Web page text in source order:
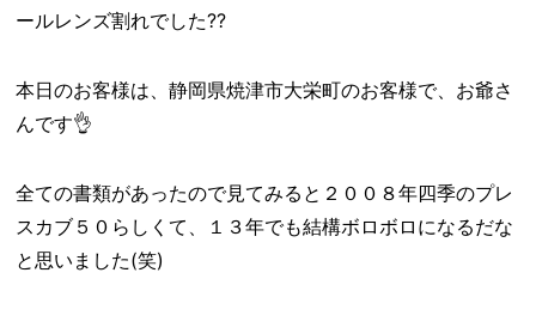
ールレンズ割れでした??
本日のお客様は、静岡県焼津市大栄町のお客様で、お爺さ
んです👌
全ての書類があったので見てみると２００８年四季のプレ
スカブ５０らしくて、１３年でも結構ボロボロになるだな
と思いました(笑)